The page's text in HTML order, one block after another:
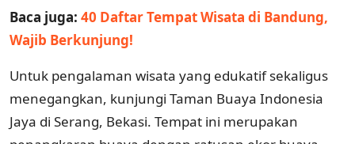
Baca juga: 40 Daftar Tempat Wisata di Bandung,
Wajib Berkunjung!
Untuk pengalaman wisata yang edukatif sekaligus
menegangkan, kunjungi Taman Buaya Indonesia
Jaya di Serang, Bekasi. Tempat ini merupakan